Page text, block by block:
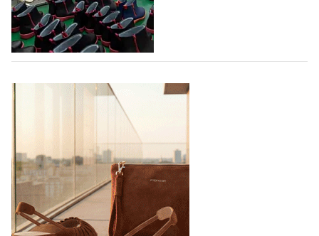
раздел для продажи продукции локальных
дизайнерских марок одежды, обуви и аксессуаров.
Бренды также получат маркетинговую…
06.08.2026 947
2025 году практически не увеличился
В 2025 году мировое производство обуви
практически не изменилось, зафиксировав
незначительный рост на 0,1% до 24,6 млрд пар, -
данные опубликованы в аналитическом вестнике
«Всемирный ежегодник обуви 2026», Португальской
ассоциацией…